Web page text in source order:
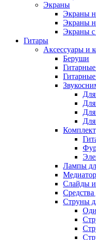
Экраны
Экраны
Экраны
Экраны с
Гитары
Аксессуары и
Беруши
Лампы
Слайды и
Средства
Струны